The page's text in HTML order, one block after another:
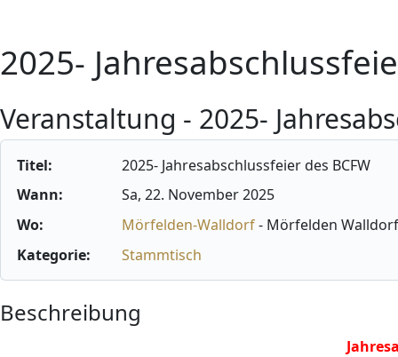
2025-
Veranstaltung - 2025-
Titel:
2025- Jahresabschlussfeier des BCFW
Wann:
Sa, 22. November 2025
Wo:
Mörfelden-Walldorf- Mörfelden
Kategorie:
Stammtisch
Beschreibung